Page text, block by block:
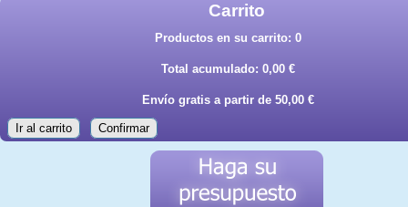
Carrito
Productos en su carrito: 0
Total acumulado: 0,00 €
Envío gratis a partir de 50,00 €
Ir al carrito Confirmar